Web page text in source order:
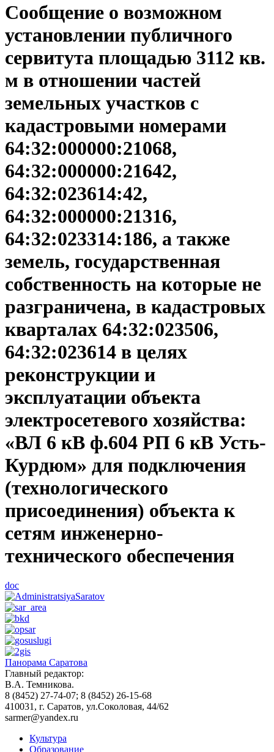
Сообщение о возможном
установлении публичного
сервитута площадью 3112 кв.
м в отношении частей
земельных участков с
кадастровыми номерами
64:32:000000:21068,
64:32:000000:21642,
64:32:023614:42,
64:32:000000:21316,
64:32:023314:186, а также
земель, государственная
собственность на которые не
разграничена, в кадастровых
кварталах 64:32:023506,
64:32:023614 в целях
реконструкции и
эксплуатации объекта
электросетевого хозяйства:
«ВЛ 6 кВ ф.604 РП 6 кВ Усть-
Курдюм» для подключения
(технологического
присоединения) объекта к
сетям инженерно-
технического обеспечения
doc
Панорама Саратова
Главный редактор:
В.А. Темникова.
8 (8452) 27-74-07; 8 (8452) 26-15-68
410031, г. Саратов, ул.Соколовая, 44/62
sarmer@yandex.ru
Культура
Образование